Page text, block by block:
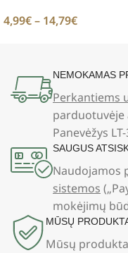
4,99€– 14,79€
NEMOKAMAS
Perkantiems
parduotuvėje
Panevėžys
SAUGUS
Naudojamos
sistemos
mokėjimų
MŪSŲ
Mūsų